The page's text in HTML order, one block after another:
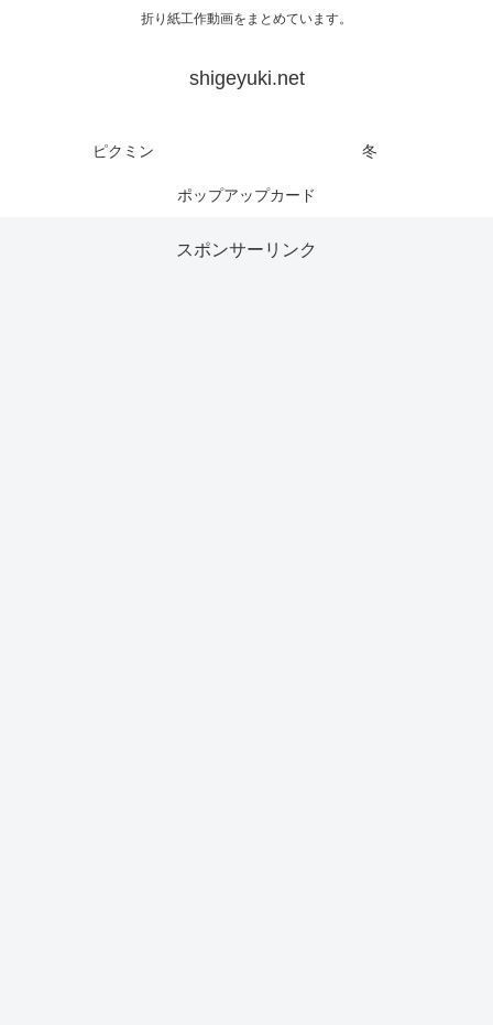
折り紙工作動画をまとめています。
shigeyuki.net
ピクミン 冬
ポップアップカード
スポンサーリンク